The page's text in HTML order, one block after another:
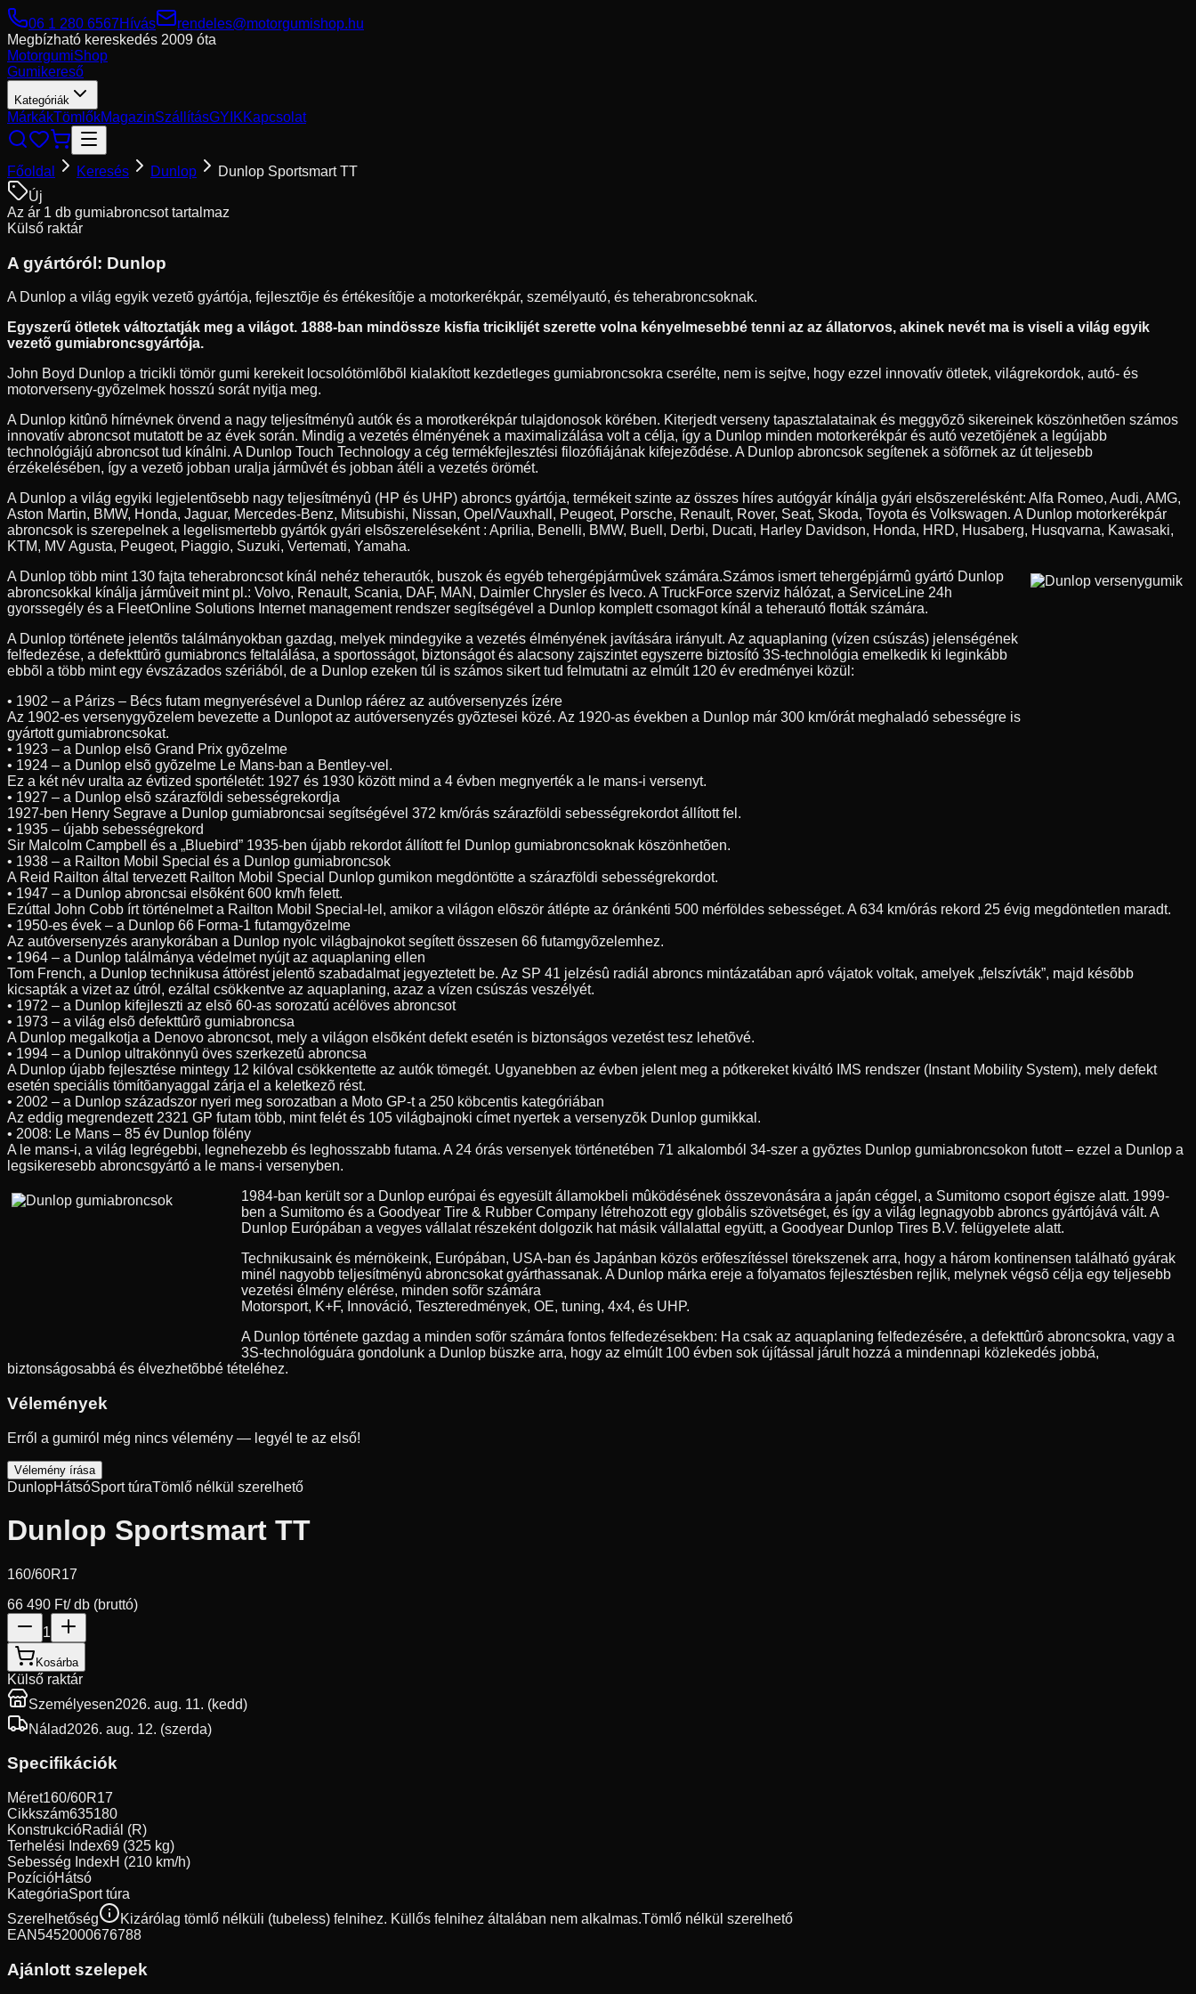
06 1 280 6567Hívás
rendeles@motorgumishop.hu
Megbízható kereskedés 2009 óta
MotorgumiShop
Gumikereső
Kategóriák
MárkákTömlőkMagazinSzállításGYIKKapcsolat
Főoldal Keresés Dunlop
Dunlop Sportsmart TT
Új
Az ár 1 db gumiabroncsot tartalmaz
Külső raktár
A gyártóról: Dunlop
A Dunlop a világ egyik vezetõ gyártója, fejlesztõje és értékesítõje a motorkerékpár, személyautó, és teherabroncsoknak.
Egyszerű ötletek változtatják meg a világot. 1888-ban mindössze kisfia triciklijét szerette volna kényelmesebbé tenni az az állatorvos, akinek nevét ma is viseli a világ egyik
vezetõ gumiabroncsgyártója.
John Boyd Dunlop a tricikli tömör gumi kerekeit locsolótömlõbõl kialakított kezdetleges gumiabroncsokra cserélte, nem is sejtve, hogy ezzel innovatív ötletek, világrekordok, autó- és
motorverseny-gyõzelmek hosszú sorát nyitja meg.
A Dunlop kitûnõ hírnévnek örvend a nagy teljesítményû autók és a morotkerékpár tulajdonosok körében. Kiterjedt verseny tapasztalatainak és meggyõzõ sikereinek köszönhetõen számos
innovatív abroncsot mutatott be az évek során. Mindig a vezetés élményének a maximalizálása volt a célja, így a Dunlop minden motorkerékpár és autó vezetõjének a legújabb
technológiájú abroncsot tud kínálni. A Dunlop Touch Technology a cég termékfejlesztési filozófiájának kifejezõdése. A Dunlop abroncsok segítenek a söfõrnek az út teljesebb
érzékelésében, így a vezetõ jobban uralja jármûvét és jobban átéli a vezetés örömét.
A Dunlop a világ egyiki legjelentõsebb nagy teljesítményû (HP és UHP) abroncs gyártója, termékeit szinte az összes híres autógyár kínálja gyári elsõszerelésként: Alfa Romeo, Audi, AMG,
Aston Martin, BMW, Honda, Jaguar, Mercedes-Benz, Mitsubishi, Nissan, Opel/Vauxhall, Peugeot, Porsche, Renault, Rover, Seat, Skoda, Toyota és Volkswagen. A Dunlop motorkerékpár
abroncsok is szerepelnek a legelismertebb gyártók gyári elsõszereléseként : Aprilia, Benelli, BMW, Buell, Derbi, Ducati, Harley Davidson, Honda, HRD, Husaberg, Husqvarna, Kawasaki,
KTM, MV Agusta, Peugeot, Piaggio, Suzuki, Vertemati, Yamaha.
A Dunlop több mint 130 fajta teherabroncsot kínál nehéz teherautók, buszok és egyéb tehergépjármûvek számára.Számos ismert tehergépjármû gyártó Dunlop
abroncsokkal kínálja jármûveit mint pl.: Volvo, Renault, Scania, DAF, MAN, Daimler Chrysler és Iveco. A TruckForce szerviz hálózat, a ServiceLine 24h
gyorssegély és a FleetOnline Solutions Internet management rendszer segítségével a Dunlop komplett csomagot kínál a teherautó flották számára.
A Dunlop története jelentõs találmányokban gazdag, melyek mindegyike a vezetés élményének javítására irányult. Az aquaplaning (vízen csúszás) jelenségének
felfedezése, a defekttûrõ gumiabroncs feltalálása, a sportosságot, biztonságot és alacsony zajszintet egyszerre biztosító 3S-technológia emelkedik ki leginkább
ebbõl a több mint egy évszázados szériából, de a Dunlop ezeken túl is számos sikert tud felmutatni az elmúlt 120 év eredményei közül:
• 1902 – a Párizs – Bécs futam megnyerésével a Dunlop ráérez az autóversenyzés ízére
Az 1902-es versenygyõzelem bevezette a Dunlopot az autóversenyzés gyõztesei közé. Az 1920-as években a Dunlop már 300 km/órát meghaladó sebességre is
gyártott gumiabroncsokat.
• 1923 – a Dunlop elsõ Grand Prix gyõzelme
• 1924 – a Dunlop elsõ gyõzelme Le Mans-ban a Bentley-vel.
Ez a két név uralta az évtized sportéletét: 1927 és 1930 között mind a 4 évben megnyerték a le mans-i versenyt.
• 1927 – a Dunlop elsõ szárazföldi sebességrekordja
1927-ben Henry Segrave a Dunlop gumiabroncsai segítségével 372 km/órás szárazföldi sebességrekordot állított fel.
• 1935 – újabb sebességrekord
Sir Malcolm Campbell és a „Bluebird” 1935-ben újabb rekordot állított fel Dunlop gumiabroncsoknak köszönhetõen.
• 1938 – a Railton Mobil Special és a Dunlop gumiabroncsok
A Reid Railton által tervezett Railton Mobil Special Dunlop gumikon megdöntötte a szárazföldi sebességrekordot.
• 1947 – a Dunlop abroncsai elsõként 600 km/h felett.
Ezúttal John Cobb írt történelmet a Railton Mobil Special-lel, amikor a világon elõször átlépte az óránkénti 500 mérföldes sebességet. A 634 km/órás rekord 25 évig megdöntetlen maradt.
• 1950-es évek – a Dunlop 66 Forma-1 futamgyõzelme
Az autóversenyzés aranykorában a Dunlop nyolc világbajnokot segített összesen 66 futamgyõzelemhez.
• 1964 – a Dunlop találmánya védelmet nyújt az aquaplaning ellen
Tom French, a Dunlop technikusa áttörést jelentõ szabadalmat jegyeztetett be. Az SP 41 jelzésû radiál abroncs mintázatában apró vájatok voltak, amelyek „felszívták”, majd késõbb
kicsapták a vizet az útról, ezáltal csökkentve az aquaplaning, azaz a vízen csúszás veszélyét.
• 1972 – a Dunlop kifejleszti az elsõ 60-as sorozatú acélöves abroncsot
• 1973 – a világ elsõ defekttûrõ gumiabroncsa
A Dunlop megalkotja a Denovo abroncsot, mely a világon elsõként defekt esetén is biztonságos vezetést tesz lehetõvé.
• 1994 – a Dunlop ultrakönnyû öves szerkezetû abroncsa
A Dunlop újabb fejlesztése mintegy 12 kilóval csökkentette az autók tömegét. Ugyanebben az évben jelent meg a pótkereket kiváltó IMS rendszer (Instant Mobility System), mely defekt
esetén speciális tömítõanyaggal zárja el a keletkezõ rést.
• 2002 – a Dunlop századszor nyeri meg sorozatban a Moto GP-t a 250 köbcentis kategóriában
Az eddig megrendezett 2321 GP futam több, mint felét és 105 világbajnoki címet nyertek a versenyzõk Dunlop gumikkal.
• 2008: Le Mans – 85 év Dunlop fölény
A le mans-i, a világ legrégebbi, legnehezebb és leghosszabb futama. A 24 órás versenyek történetében 71 alkalomból 34-szer a gyõztes Dunlop gumiabroncsokon futott – ezzel a Dunlop a
legsikeresebb abroncsgyártó a le mans-i versenyben.
1984-ban került sor a Dunlop európai és egyesült államokbeli mûködésének összevonására a japán céggel, a Sumitomo csoport égisze alatt. 1999-
ben a Sumitomo és a Goodyear Tire & Rubber Company létrehozott egy globális szövetséget, és így a világ legnagyobb abroncs gyártójává vált. A
Dunlop Európában a vegyes vállalat részeként dolgozik hat másik vállalattal együtt, a Goodyear Dunlop Tires B.V. felügyelete alatt.
Technikusaink és mérnökeink, Európában, USA-ban és Japánban közös erõfeszítéssel törekszenek arra, hogy a három kontinensen található gyárak
minél nagyobb teljesítményû abroncsokat gyárthassanak. A Dunlop márka ereje a folyamatos fejlesztésben rejlik, melynek végsõ célja egy teljesebb
vezetési élmény elérése, minden sofõr számára
Motorsport, K+F, Innováció, Teszteredmények, OE, tuning, 4x4, és UHP.
A Dunlop története gazdag a minden sofõr számára fontos felfedezésekben: Ha csak az aquaplaning felfedezésére, a defekttûrõ abroncsokra, vagy a
3S-technológuára gondolunk a Dunlop büszke arra, hogy az elmúlt 100 évben sok újítással járult hozzá a mindennapi közlekedés jobbá,
biztonságosabbá és élvezhetõbbé tételéhez.
Vélemények
Erről a gumiról még nincs vélemény — legyél te az első!
Vélemény írása
DunlopHátsóSport túraTömlő nélkül szerelhető
Dunlop Sportsmart TT
160/60R17
66 490 Ft/ db (bruttó)
1
Kosárba
Külső raktár
Személyesen2026. aug. 11. (kedd)
Nálad2026. aug. 12. (szerda)
Specifikációk
Méret160/60R17
Cikkszám635180
KonstrukcióRadiál (R)
Terhelési Index69 (325 kg)
Sebesség IndexH (210 km/h)
PozícióHátsó
KategóriaSport túra
Szerelhetőség
Kizárólag tömlő nélküli (tubeless) felnihez. Küllős felnihez általában nem alkalmas.Tömlő nélkül szerelhető
EAN5452000676788
Ajánlott szelepek